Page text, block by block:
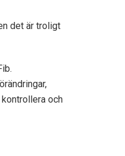
det är troligt
och